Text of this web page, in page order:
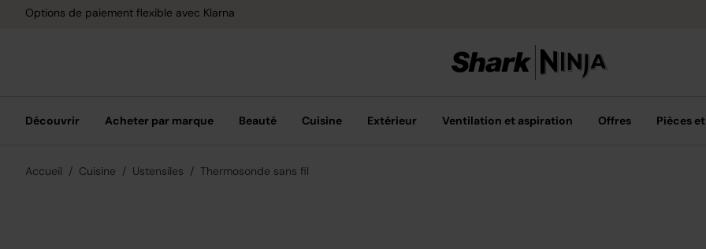
Options de paiement flexible avec Klarna Livraison
Découvrir Acheter par marque Beauté Cuisine Extérieur Ventilation et aspiration Offres Pièces
Accueil Cuisine Ustensiles Thermosonde sans fil